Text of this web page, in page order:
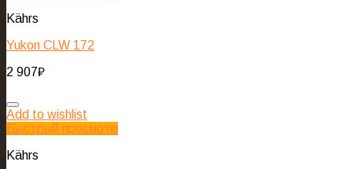
Kährs
Yukon CLW 172
2 907₽
Add to wishlist
Быстрый просмотр
Kährs